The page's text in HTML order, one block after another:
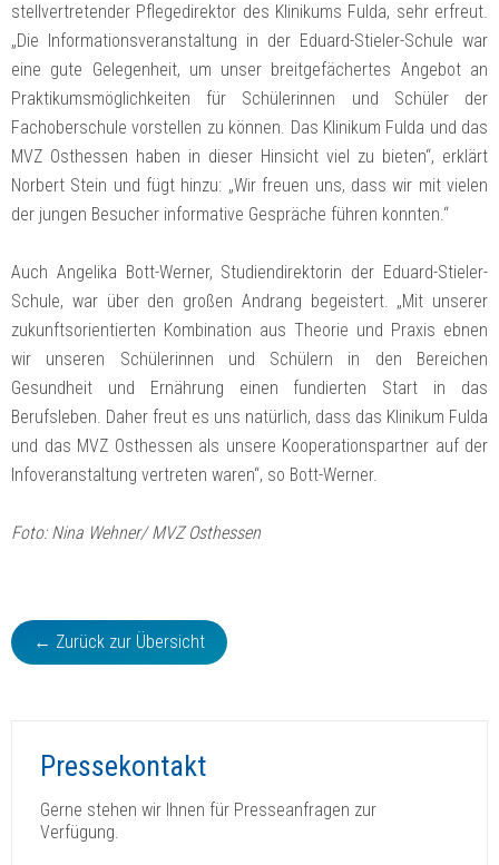
Pressekontakt
Gerne stehen wir Ihnen für Presseanfragen zur
Verfügung.
stellvertretender Pflegedirektor des Klinikums Fulda, sehr erfreut.
„Die Informationsveranstaltung in der Eduard-Stieler-Schule war
eine gute Gelegenheit, um unser breitgefächertes Angebot an
Praktikumsmöglichkeiten für Schülerinnen und Schüler der
Fachoberschule vorstellen zu können. Das Klinikum Fulda und das
MVZ Osthessen haben in dieser Hinsicht viel zu bieten“, erklärt
Norbert Stein und fügt hinzu: „Wir freuen uns, dass wir mit vielen
der jungen Besucher informative Gespräche führen konnten.“
Auch Angelika Bott-Werner, Studiendirektorin der Eduard-Stieler-
Schule, war über den großen Andrang begeistert. „Mit unserer
zukunftsorientierten Kombination aus Theorie und Praxis ebnen
wir unseren Schülerinnen und Schülern in den Bereichen
Gesundheit und Ernährung einen fundierten Start in das
Berufsleben. Daher freut es uns natürlich, dass das Klinikum Fulda
und das MVZ Osthessen als unsere Kooperationspartner auf der
Infoveranstaltung vertreten waren“, so Bott-Werner.
Foto: Nina Wehner/ MVZ Osthessen
← Zurück zur Übersicht